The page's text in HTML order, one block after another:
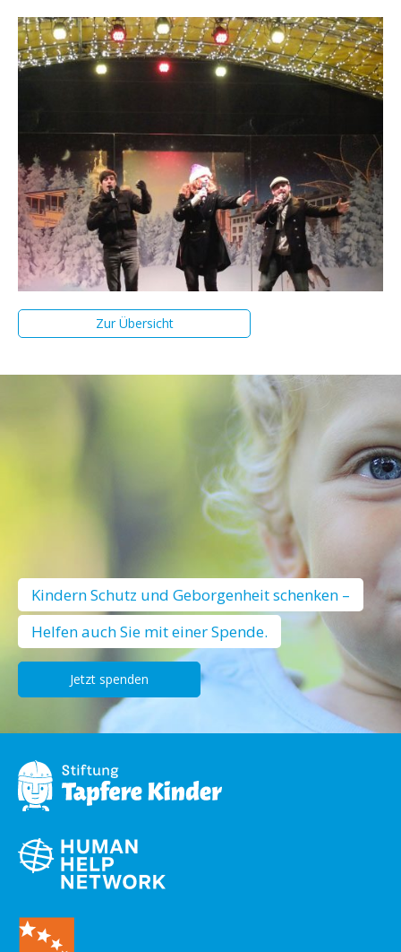
Zur Übersicht
Kindern Schutz und Geborgenheit schenken –
Helfen auch Sie mit einer Spende.
Jetzt spenden